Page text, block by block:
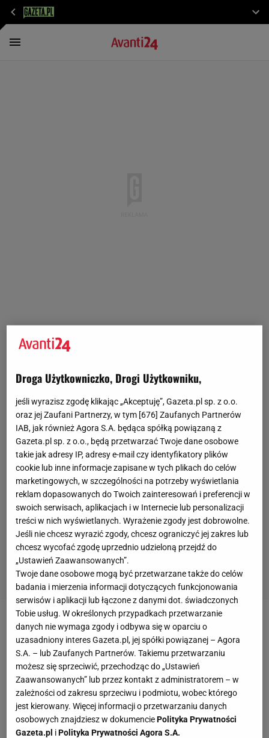
Katarzyna Olejarczyk
Z portalem Gazeta.pl związana od grudnia 2023
roku. Tworzy głównie treści modowe i urodowe.
Pisze o najnowszych trendach, świetnych
promocjach i perełkach ze świata mody, które
Droga Użytkowniczko, Drogi Użytkowniku,
jeśli wyrazisz zgodę klikając „Akceptuję”, Gazeta.pl sp. z o.o.
oraz jej Zaufani Partnerzy, w tym [676] Zaufanych Partnerów
IAB, jak również Agora S.A. będąca spółką powiązaną z
Gazeta.pl sp. z o.o., będą przetwarzać Twoje dane osobowe
takie jak adresy IP, adresy e-mail czy identyfikatory plików
cookie lub inne informacje zapisane w tych plikach do celów
marketingowych, w szczególności na potrzeby wyświetlania
reklam dopasowanych do Twoich zainteresowań i preferencji w
swoich serwisach, aplikacjach i w Internecie lub personalizacji
treści w nich wyświetlanych. Wyrażenie zgody jest dobrowolne.
Jeśli nie chcesz wyrazić zgody, chcesz ograniczyć jej zakres lub
chcesz wycofać zgodę uprzednio udzieloną przejdź do
„Ustawień Zaawansowanych”.
Twoje dane osobowe mogą być przetwarzane także do celów
badania i mierzenia informacji dotyczących funkcjonowania
serwisów i aplikacji lub łączone z danymi dot. świadczonych
Tobie usług. W określonych przypadkach przetwarzanie
danych nie wymaga zgody i odbywa się w oparciu o
uzasadniony interes Gazeta.pl, jej spółki powiązanej – Agora
S.A. – lub Zaufanych Partnerów. Takiemu przetwarzaniu
możesz się sprzeciwić, przechodząc do „Ustawień
Zaawansowanych” lub przez kontakt z administratorem – w
zależności od zakresu sprzeciwu i podmiotu, wobec którego
jest kierowany. Więcej informacji o przetwarzaniu danych
osobowych znajdziesz w dokumenciePolityka Prywatności
Gazeta.pl iPolityka Prywatności Agora S.A.